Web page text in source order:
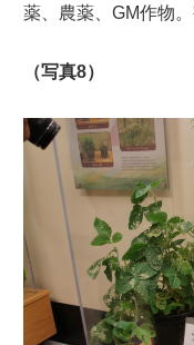
薬、農薬、GM作物。
（写真8）